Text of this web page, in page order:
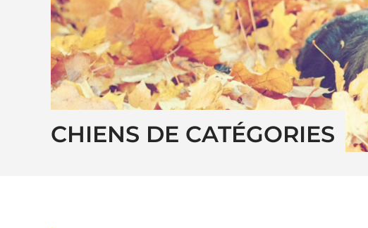
CHIENS DE CATÉGORIES